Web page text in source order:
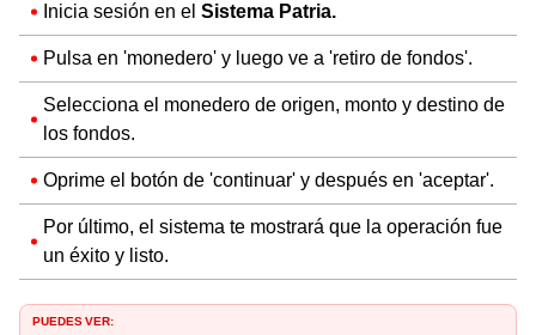
Inicia sesión en el Sistema Patria.
Pulsa en 'monedero' y luego ve a 'retiro de fondos'.
Selecciona el monedero de origen, monto y destino de
los fondos.
Oprime el botón de 'continuar' y después en 'aceptar'.
Por último, el sistema te mostrará que la operación fue
un éxito y listo.
PUEDES VER: